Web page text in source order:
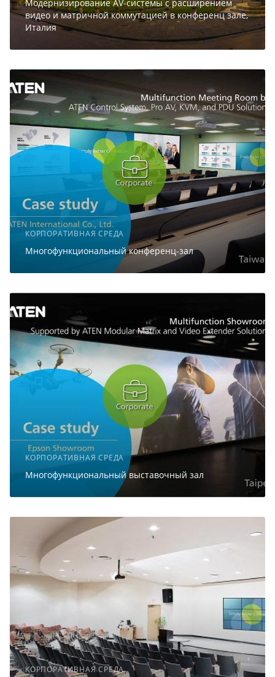
Модернизирование AV-системы с расширением
видео и матричной коммутацией в конференц зале,
Италия
КОРПОРАТИВНАЯ СРЕДА
Многофункциональный конференц-зал
КОРПОРАТИВНАЯ СРЕДА
Многофункциональный выставочный зал
КОРПОРАТИВНАЯ СРЕДА